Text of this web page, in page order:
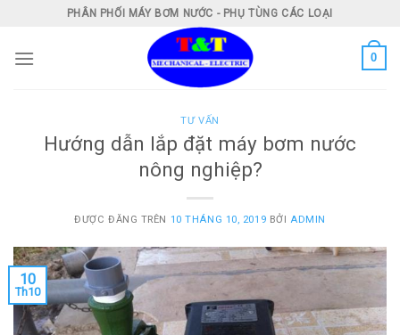
content
PHÂN PHỐI MÁY BƠM NƯỚC - PHỤ TÙNG CÁC LOẠI
0
TƯ VẤN
Hướng dẫn lắp đặt máy bơm nước
nông nghiệp?
ĐƯỢC ĐĂNG TRÊN 10 THÁNG 10, 2019 BỞI ADMIN
10
Th10